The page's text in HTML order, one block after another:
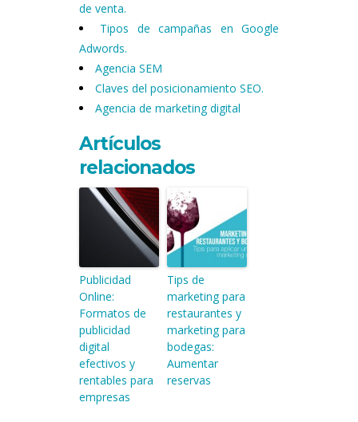
de venta.
Tipos de campañas en Google
Adwords.
Agencia SEM
Claves del posicionamiento SEO.
Agencia de marketing digital
Artículos
relacionados
Publicidad
Online:
Formatos de
publicidad
digital
efectivos y
rentables para
empresas
Tips de
marketing para
restaurantes y
marketing para
bodegas:
Aumentar
reservas